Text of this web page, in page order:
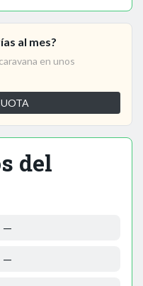
al mes?
en unos
del
—
—